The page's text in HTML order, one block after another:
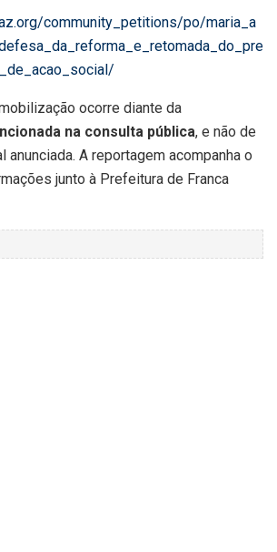
community_petitions/po/maria_a
ocorre diante da
na consulta pública, e não de
anunciada. A reportagem acompanha o
junto à Prefeitura de Franca